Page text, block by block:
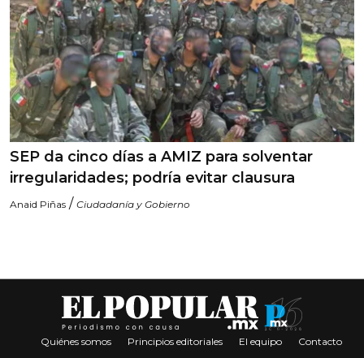
SEP da cinco días a AMIZ para solventar
irregularidades; podría evitar clausura
Anaid Piñas / Ciudadanía y Gobierno
Quiénes somos Principios editoriales El equipo
Contacto